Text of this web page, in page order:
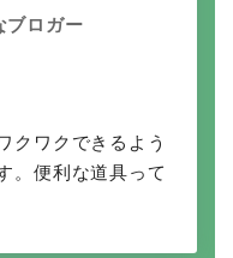
ブロガー
クワクできるよう
。便利な道具って